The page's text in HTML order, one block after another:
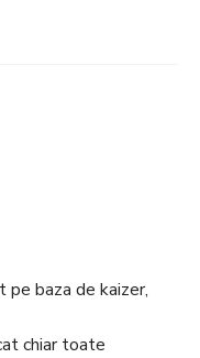
baza de kaizer,
chiar toate